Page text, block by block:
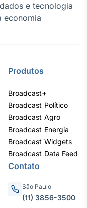
e tecnologia
economia
Produtos
Broadcast+
Broadcast Político
Broadcast Agro
Broadcast Energia
Broadcast Widgets
Broadcast Data Feed
Contato
São Paulo
(11) 3856-3500